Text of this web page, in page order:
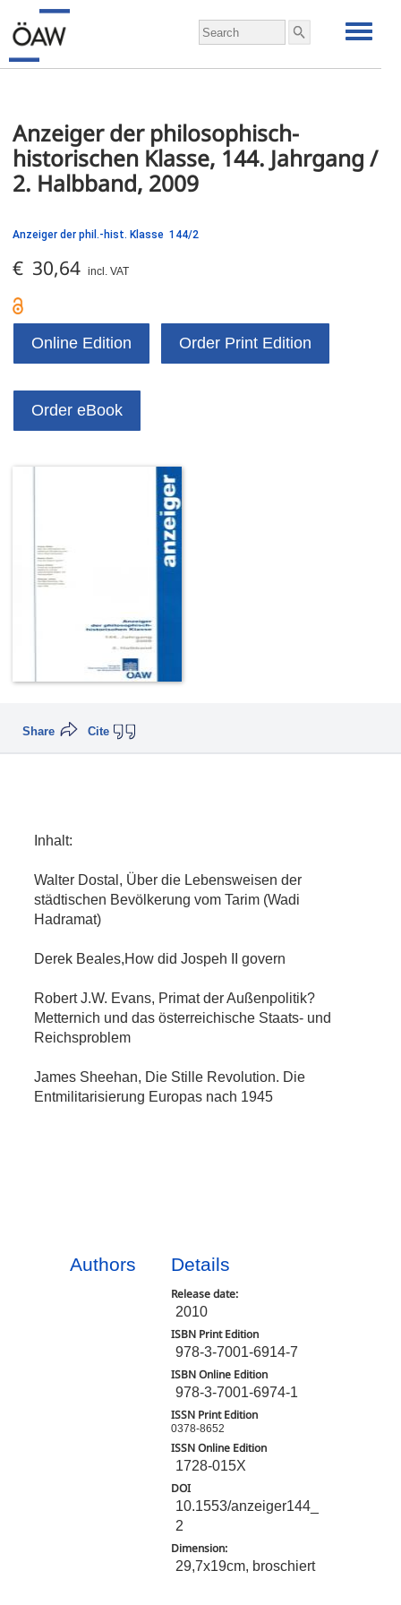
Anzeiger der philosophisch-
historischen Klasse, 144. Jahrgang /
2. Halbband, 2009
Anzeiger der phil.-hist. Klasse 144/2
€ 30,64 incl. VAT
Online Edition Order Print Edition
Order eBook
Cite
Share
Inhalt:
Walter Dostal, Über die Lebensweisen der
städtischen Bevölkerung vom Tarim (Wadi
Hadramat)
Derek Beales,How did Jospeh II govern
Robert J.W. Evans, Primat der Außenpolitik?
Metternich und das österreichische Staats- und
Reichsproblem
James Sheehan, Die Stille Revolution. Die
Entmilitarisierung Europas nach 1945
Authors Details
Release date:
2010
ISBN Print Edition
978-3-7001-6914-7
ISBN Online Edition
978-3-7001-6974-1
ISSN Print Edition
0378-8652
ISSN Online Edition
1728-015X
DOI
10.1553/anzeiger144_
2
Dimension:
29,7x19cm, broschiert